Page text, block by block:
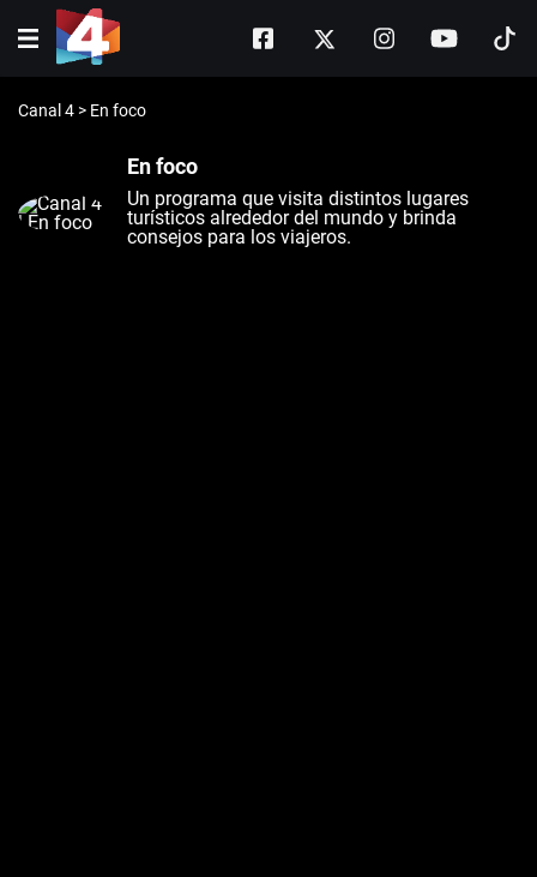
Canal 4 > En foco
En foco
Un programa que visita distintos lugares
turísticos alrededor del mundo y brinda
consejos para los viajeros.